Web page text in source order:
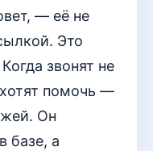
— её не
Это
звонят не
помочь —
Он
базе, а